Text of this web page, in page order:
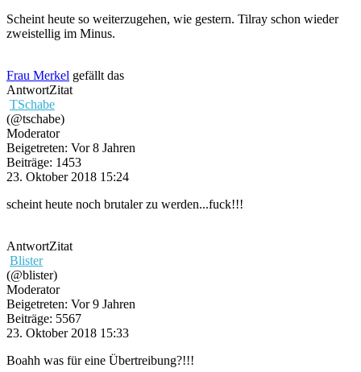
Scheint heute so weiterzugehen, wie gestern. Tilray schon wieder
zweistellig im Minus.
Frau Merkel gefällt das
AntwortZitat
TSchabe
(@tschabe)
Moderator
Beigetreten: Vor 8 Jahren
Beiträge: 1453
23. Oktober 2018 15:24
scheint heute noch brutaler zu werden...fuck!!!
AntwortZitat
Blister
(@blister)
Moderator
Beigetreten: Vor 9 Jahren
Beiträge: 5567
23. Oktober 2018 15:33
Boahh was für eine Übertreibung?!!!